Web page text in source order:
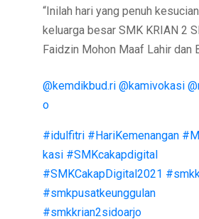
“Inilah hari yang penuh
keluarga besar SMK KRIAN 2
Faidzin Mohon Maaf Lahir dan
@kemdikbud.ri @kamivokasi
o
#idulfitri #HariKemenangan
kasi #SMKcakapdigital
#SMKCakapDigital2021
#smkpusatkeunggulan
#smkkrian2sidoarjo